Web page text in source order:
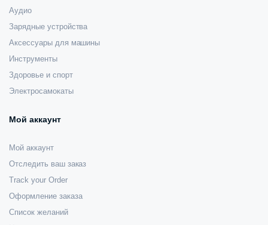
Аудио
Зарядные устройства
Аксессуары для машины
Инструменты
Здоровье и спорт
Электросамокаты
Мой аккаунт
Мой аккаунт
Отследить ваш заказ
Track your Order
Оформление заказа
Список желаний